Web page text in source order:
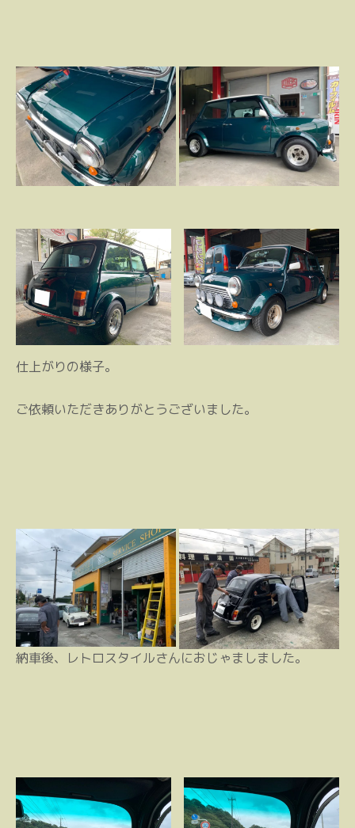
仕上がりの様子。
ご依頼いただきありがとうございました。
納車後、レトロスタイルさんにおじゃましました。